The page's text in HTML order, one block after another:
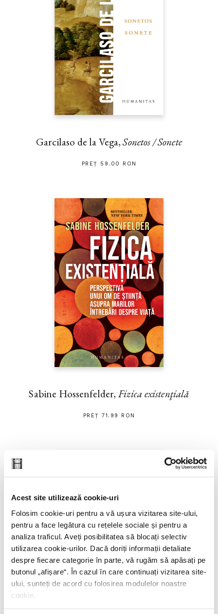
Acest site utilizează cookie-uri
Folosim cookie-uri pentru a vă ușura vizitarea site-ului,
pentru a face legătura cu rețelele sociale și pentru a
analiza traficul. Aveți posibilitatea să blocați selectiv
utilizarea cookie-urilor. Dacă doriți informații detaliate
despre fiecare categorie în parte, vă rugăm să apăsați pe
butonul „ afișare“. În cazul în care continuați vizitarea site-
ului, sunteți de acord cu folosirea modulelor noastre
cookie.
Garcilaso de la Vega,Sonetos / Sonete
PREȚ 59.00 RON
Sabine Hossenfelder, Fizica existenţială
PREȚ 71.99 RON